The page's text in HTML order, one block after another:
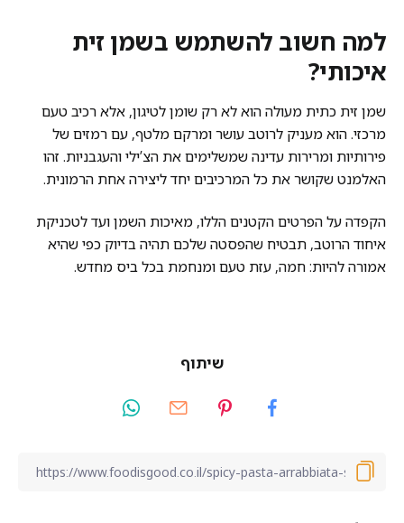
למה חשוב להשתמש בשמן זית
איכותי?
שמן זית כתית מעולה הוא לא רק שומן לטיגון, אלא רכיב טעם
מרכזי. הוא מעניק לרוטב עושר ומרקם מלטף, עם רמזים של
פירותיות ומרירות עדינה שמשלימים את הצ’ילי והעגבניות. זהו
האלמנט שקושר את כל המרכיבים יחד ליצירה אחת הרמונית.
הקפדה על הפרטים הקטנים הללו, מאיכות השמן ועד לטכניקת
איחוד הרוטב, תבטיח שהפסטה שלכם תהיה בדיוק כפי שהיא
אמורה להיות: חמה, עזת טעם ומנחמת בכל ביס מחדש.
שיתוף